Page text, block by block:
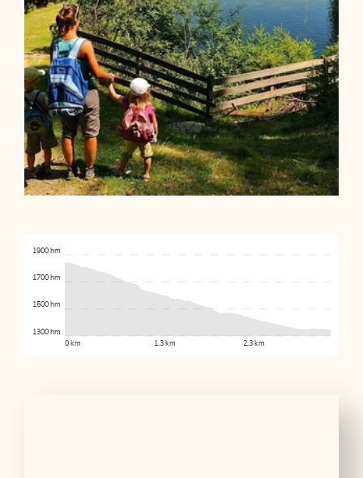
0 km 1.3 km 2.3 km
1300 hm
1500 hm
1700 hm
1900 hm